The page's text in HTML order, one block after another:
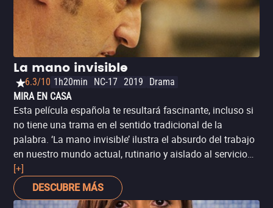
La mano invisible
6.3/10 1h20min NC-17 2019
Drama
MIRA EN CASA
Esta película española te resultará fascinante, incluso si
no tiene una trama en el sentido tradicional de la
palabra. ‘La mano invisible’ ilustra el absurdo del trabajo
en nuestro mundo actual, rutinario y aislado al servicio
del individualismo, el consumo y el placer para otros
sectores de la sociedad. Podrá resultar repetitiva, pero
ese es precisamente el punto.
[+]
DESCUBRE MÁS